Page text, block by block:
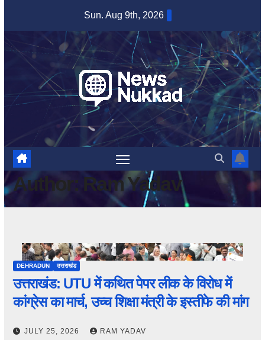
content
Sun. Aug 9th, 2026
Author: Ram Yadav
DEHRADUN उत्तराखंड
उत्तराखंड: UTU में कथित पेपर लीक के विरोध में
कांग्रेस का मार्च, उच्च शिक्षा मंत्री के इस्तीफे की मांग
JULY 25, 2026 RAM YADAV